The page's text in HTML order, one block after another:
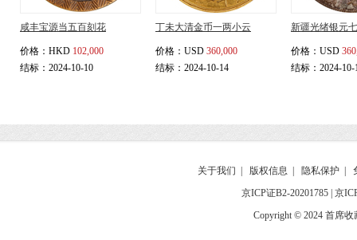
咸丰宝源当五百刻花
价格： HKD 102,000
结标：2024-10-10
丁未大清金币一两小云
价格： USD 360,000
结标：2024-10-14
新疆光绪银元
价格： USD
结标：2024-10-
关于我们 版权信息 隐私保护
京ICP证B2-20201785 京
Copyright © 2024 首席收